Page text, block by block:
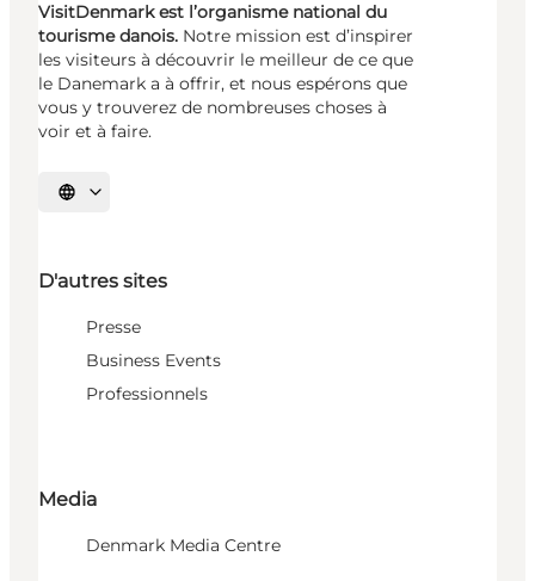
VisitDenmark est l’organisme national du
tourisme danois. Notre mission est d’inspirer
les visiteurs à découvrir le meilleur de ce que
le Danemark a à offrir, et nous espérons que
vous y trouverez de nombreuses choses à
voir et à faire.
Choisissez la langue
D'autres sites
Presse
Business Events
Professionnels
Media
Denmark Media Centre